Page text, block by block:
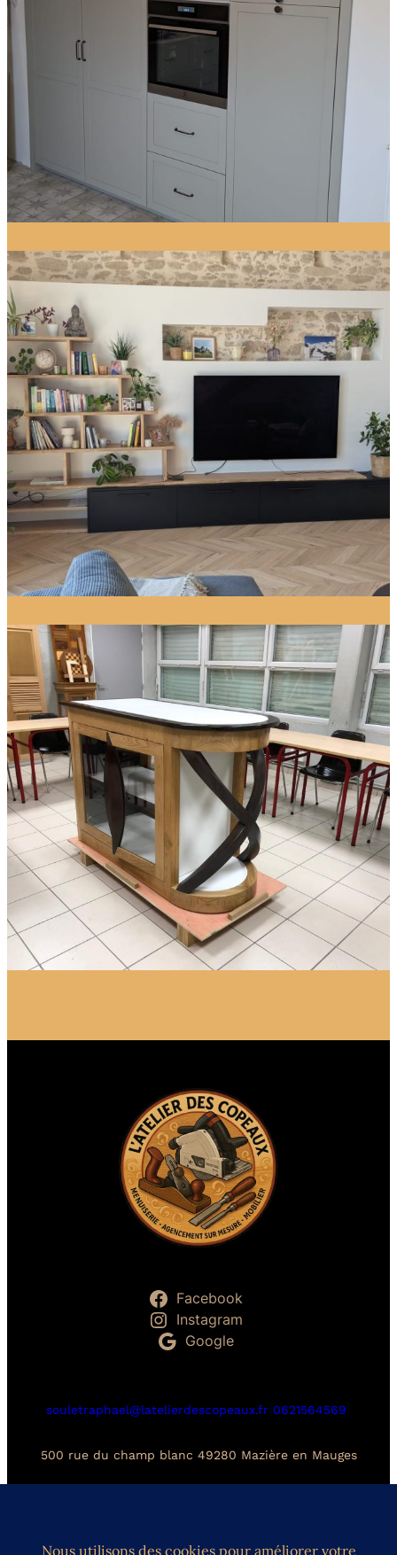
Facebook
Instagram
Google
souletraphael@latelierdescopeaux.fr 0621564569
500 rue du champ blanc 49280 Mazière en Mauges